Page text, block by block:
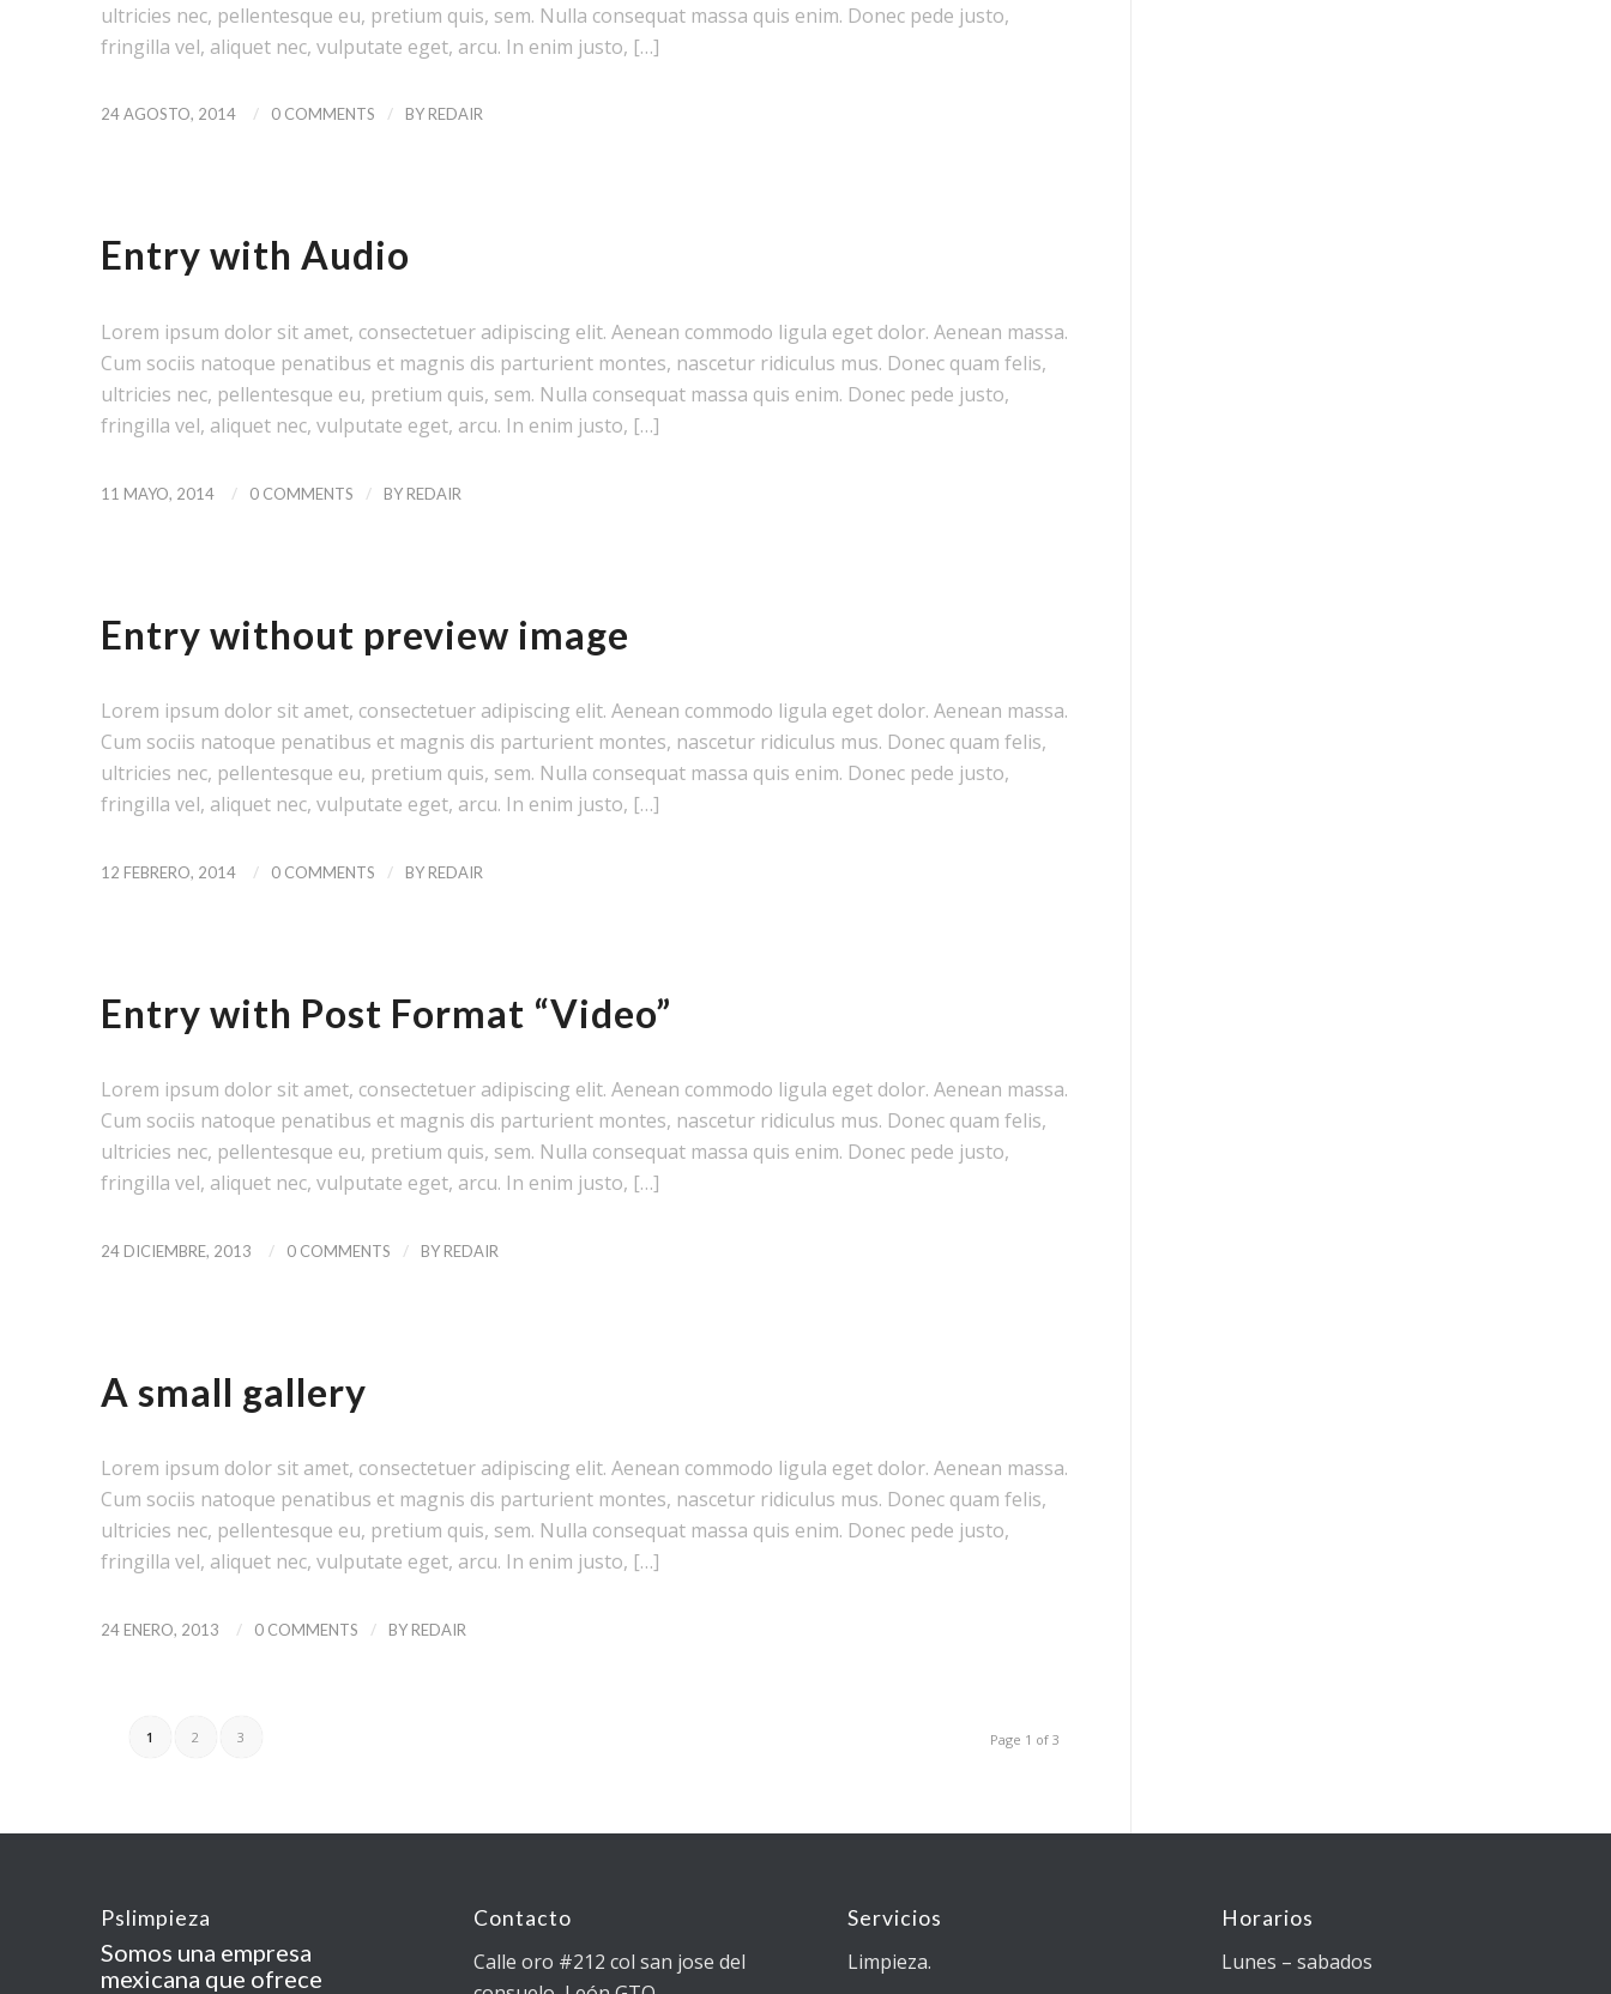
ultricies nec, pellentesque eu, pretium quis, sem. Nulla consequat massa quis enim. Donec pede justo,
fringilla vel, aliquet nec, vulputate eget, arcu. In enim justo, […]
24 AGOSTO, 2014 / 0 COMMENTS / BY REDAIR
Entry with Audio
Lorem ipsum dolor sit amet, consectetuer adipiscing elit. Aenean commodo ligula eget dolor. Aenean massa.
Cum sociis natoque penatibus et magnis dis parturient montes, nascetur ridiculus mus. Donec quam felis,
ultricies nec, pellentesque eu, pretium quis, sem. Nulla consequat massa quis enim. Donec pede justo,
fringilla vel, aliquet nec, vulputate eget, arcu. In enim justo, […]
11 MAYO, 2014 / 0 COMMENTS / BY REDAIR
Entry without preview image
Lorem ipsum dolor sit amet, consectetuer adipiscing elit. Aenean commodo ligula eget dolor. Aenean massa.
Cum sociis natoque penatibus et magnis dis parturient montes, nascetur ridiculus mus. Donec quam felis,
ultricies nec, pellentesque eu, pretium quis, sem. Nulla consequat massa quis enim. Donec pede justo,
fringilla vel, aliquet nec, vulputate eget, arcu. In enim justo, […]
12 FEBRERO, 2014 / 0 COMMENTS / BY REDAIR
Entry with Post Format “Video”
Lorem ipsum dolor sit amet, consectetuer adipiscing elit. Aenean commodo ligula eget dolor. Aenean massa.
Cum sociis natoque penatibus et magnis dis parturient montes, nascetur ridiculus mus. Donec quam felis,
ultricies nec, pellentesque eu, pretium quis, sem. Nulla consequat massa quis enim. Donec pede justo,
fringilla vel, aliquet nec, vulputate eget, arcu. In enim justo, […]
24 DICIEMBRE, 2013 / 0 COMMENTS / BY REDAIR
A small gallery
Lorem ipsum dolor sit amet, consectetuer adipiscing elit. Aenean commodo ligula eget dolor. Aenean massa.
Cum sociis natoque penatibus et magnis dis parturient montes, nascetur ridiculus mus. Donec quam felis,
ultricies nec, pellentesque eu, pretium quis, sem. Nulla consequat massa quis enim. Donec pede justo,
fringilla vel, aliquet nec, vulputate eget, arcu. In enim justo, […]
24 ENERO, 2013 / 0 COMMENTS / BY REDAIR
Page 1 of 3
1 2 3
Pslimpieza
Somos una empresa
mexicana que ofrece
Contacto
Calle oro #212 col san jose del
Servicios
Limpieza.
Horarios
Lunes – sabados